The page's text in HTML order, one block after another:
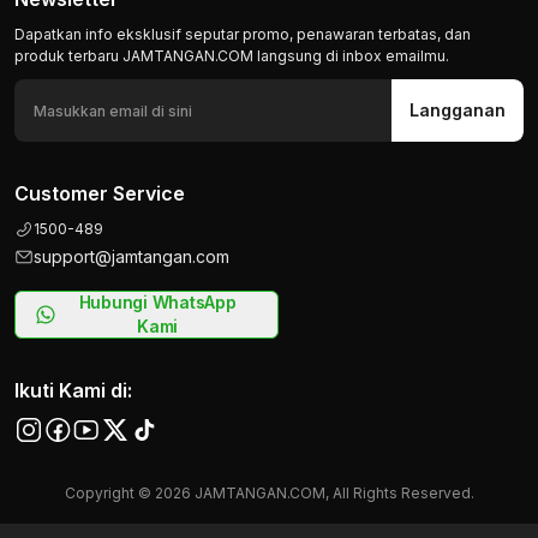
Dapatkan info eksklusif seputar promo, penawaran terbatas, dan
produk terbaru JAMTANGAN.COM langsung di inbox emailmu.
Langganan
Customer Service
1500-489
support@jamtangan.com
Hubungi WhatsApp
Kami
Ikuti Kami di:
Copyright © 2026 JAMTANGAN.COM, All Rights Reserved.